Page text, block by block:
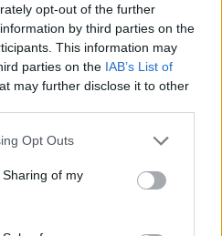
opt-out of the further
by third parties on the
This information may
parties on the IAB’s List of
may further disclose it to other
app uses one or more Google
behaviour. You may click to
and its third-party tags to
purposes in below Google
Opt Outs
of my
non dobbiamo
prudenza. A mio avviso,
il desiderio di esplorare
solida strategia di
a investire con
Sia che si tratti di